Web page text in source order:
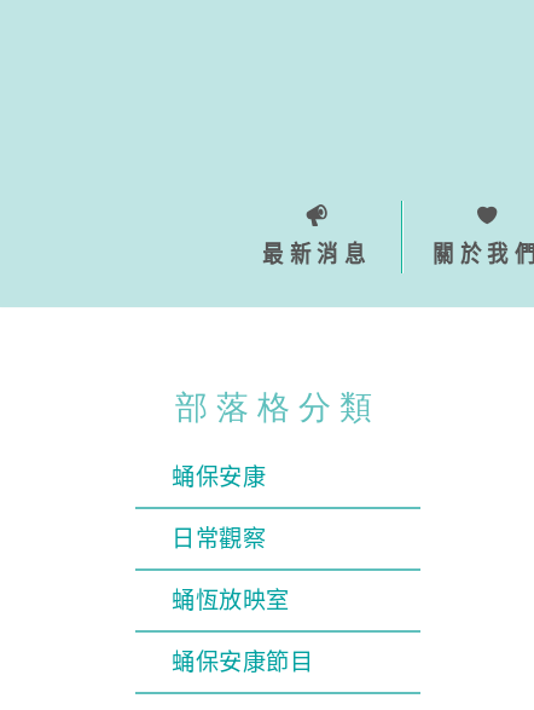
最新消息 關於我們
部落格分類
蛹保安康
日常觀察
蛹恆放映室
蛹保安康節目